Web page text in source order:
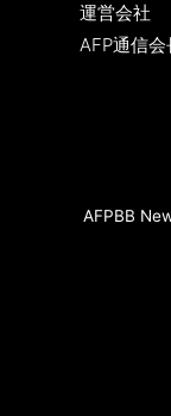
運営会社
AFP通信
AFPBB